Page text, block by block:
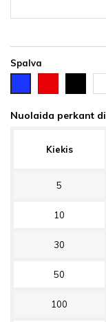
Spalva
Nuolaida perkant
Kiekis
5
10
30
50
100